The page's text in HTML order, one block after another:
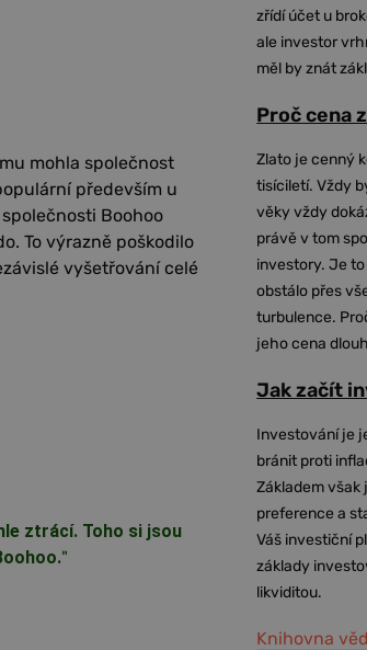
mohla společnost
především u
Boohoo
To výrazně poškodilo
vyšetřování celé
ztrácí. Toho si jsou
"
zřídí účet u
ale investor
měl by znát
Proč cena
Zlato je cenný
tisíciletí. Vždy
věky vždy
právě v tom
investory. Je
obstálo přes
turbulence.
jeho cena
Jak začít
Investování je
bránit proti
Základem však
preference a
Váš investiční
základy
likviditou.
Knihovna